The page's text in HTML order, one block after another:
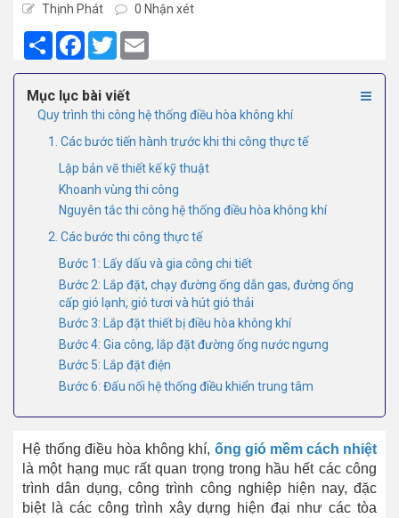
Thịnh Phát 0 Nhận xét
Share Facebook
Twitter
Mục lục bài viết
Quy trình thi công hệ thống điều hòa không khí
1. Các bước tiến hành trước khi thi công thực tế
Lập bản vẽ thiết kế kỹ thuật
Khoanh vùng thi công
Nguyên tắc thi công hệ thống điều hòa không khí
2. Các bước thi công thực tế
Bước 1: Lấy dấu và gia công chi tiết
Bước 2: Lắp đặt, chạy đường ống dẫn gas, đường ống
cấp gió lạnh, gió tươi và hút gió thải
Bước 3: Lắp đặt thiết bị điều hòa không khí
Bước 4: Gia công, lắp đặt đường ống nước ngưng
Bước 5: Lắp đặt điện
Bước 6: Đấu nối hệ thống điều khiển trung tâm
Hệ thống điều hòa không khí, ống gió mềm cách nhiệt
là một hạng mục rất quan trọng trong hầu hết các công
trình dân dụng, công trình công nghiệp hiện nay, đặc
biệt là các công trình xây dựng hiện đại như các tòa